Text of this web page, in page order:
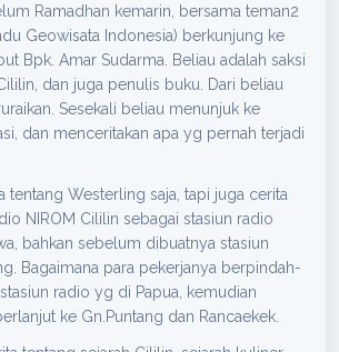
Ramadhan kemarin, bersama teman2
Geowisata Indonesia) berkunjung ke
Bpk. Amar Sudarma. Beliau adalah saksi
dan juga penulis buku. Dari beliau
Sesekali beliau menunjuk ke
dan menceritakan apa yg pernah terjadi
tentang Westerling saja, tapi juga cerita
NIROM Cililin sebagai stasiun radio
bahkan sebelum dibuatnya stasiun
Bagaimana para pekerjanya berpindah-
radio yg di Papua, kemudian
ke Gn.Puntang dan Rancaekek.